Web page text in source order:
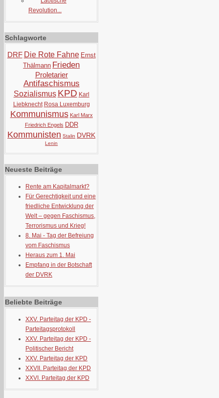
Revolution...
Schlagworte
DRF Die Rote Fahne Ernst
Thälmann Frieden
Proletarier
Antifaschismus
Sozialismus KPD Karl
Liebknecht Rosa Luxemburg
Kommunismus Karl Marx
Friedrich Engels DDR
Kommunisten Stalin DVRK
Lenin
Neueste Beiträge
Rente am Kapitalmarkt?
Für Gerechtigkeit und eine
friedliche Entwicklung der
Welt – gegen Faschismus,
Terrorismus und Krieg!
8. Mai - Tag der Befreiung
vom Faschismus
Heraus zum 1. Mai
Empfang in der Botschaft
der DVRK
Beliebte Beiträge
XXV. Parteitag der KPD -
Parteitagsprotokoll
XXV. Parteitag der KPD -
Politischer Bericht
XXV. Parteitag der KPD
XXVII. Parteitag der KPD
XXVI. Parteitag der KPD